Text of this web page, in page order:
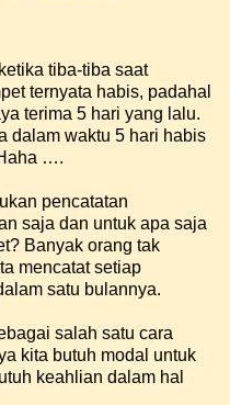
tiba-tiba saat
ternyata habis, padahal
terima 5 hari yang lalu.
dalam waktu 5 hari habis
….
pencatatan
saja dan untuk apa saja
Banyak orang tak
mencatat setiap
satu bulannya.
salah satu cara
kita butuh modal untuk
keahlian dalam hal